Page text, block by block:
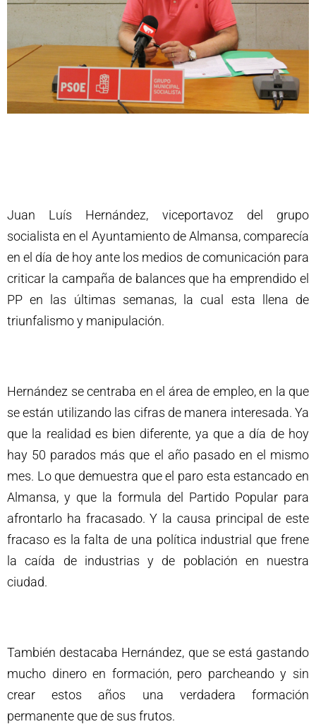
Juan Luís Hernández, viceportavoz del grupo
socialista en el Ayuntamiento de Almansa, comparecía
en el día de hoy ante los medios de comunicación para
criticar la campaña de balances que ha emprendido el
PP en las últimas semanas, la cual esta llena de
triunfalismo y manipulación.
Hernández se centraba en el área de empleo, en la que
se están utilizando las cifras de manera interesada. Ya
que la realidad es bien diferente, ya que a día de hoy
hay 50 parados más que el año pasado en el mismo
mes. Lo que demuestra que el paro esta estancado en
Almansa, y que la formula del Partido Popular para
afrontarlo ha fracasado. Y la causa principal de este
fracaso es la falta de una política industrial que frene
la caída de industrias y de población en nuestra
ciudad.
También destacaba Hernández, que se está gastando
mucho dinero en formación, pero parcheando y sin
crear estos años una verdadera formación
permanente que de sus frutos.